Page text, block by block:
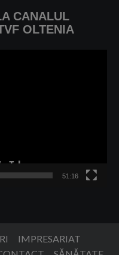
CANALUL
OLTENIA
51:16
IMPRESARIAT